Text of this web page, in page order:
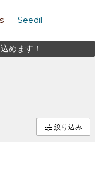
Seedil
めます！
絞り込み